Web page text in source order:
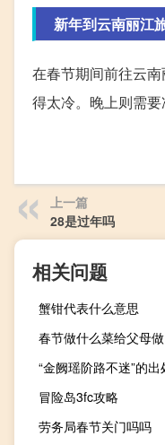
新年到云南丽江
在春节期间前往云
得太冷。晚上则需要
上一篇
28是过年吗
相关问题
蟹钳代表什么意思
春节做什么菜给父母做
“金阙瑶阶路不迷”的出
冒险岛3fc攻略
劳务局春节关门吗吗